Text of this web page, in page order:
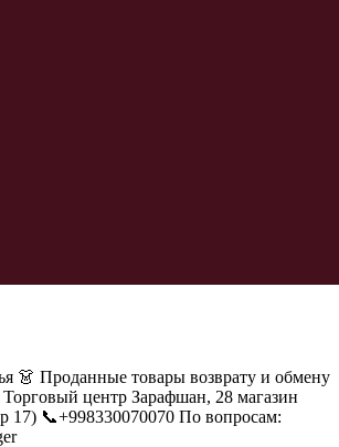
👗 Проданные товары возврату и обмену
центр Зарафшан, 28 магазин
17) 📞+998330070070 По вопросам: